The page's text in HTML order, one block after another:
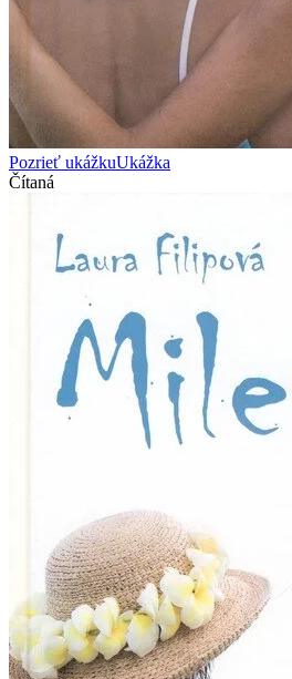
Pozrieť ukážkuUkážka
Čítaná